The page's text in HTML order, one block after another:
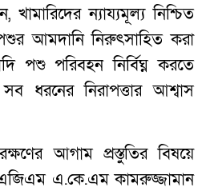
খামারিদের ন্যায্যমূল্য নিশ্চিত
আমদানি নিরুৎসাহিত করা
পশু পরিবহন নির্বিঘ্ন করতে
ধরনের নিরাপত্তার আশ্বাস
আগাম প্রস্তুতির বিষয়ে
এ.কে.এম কামরুজ্জামান